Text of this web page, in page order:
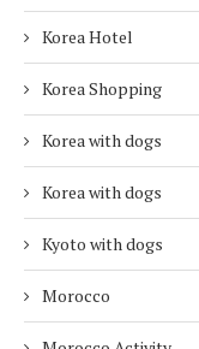
Korea Hotel
Korea Shopping
Korea with dogs
Korea with dogs
Kyoto with dogs
Morocco